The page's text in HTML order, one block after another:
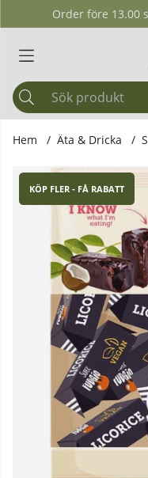
Order före 13.00
Hem Äta & Dricka
KÖP FLER - FÅ RABATT
Produktbilder Super